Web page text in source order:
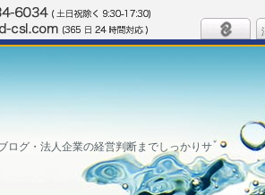
ログ・法人企業の経営判断までしっかりサ